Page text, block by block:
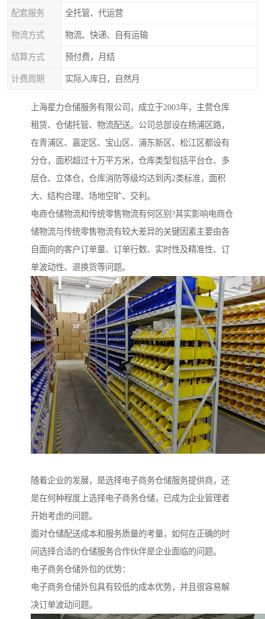
配套服务 全托管、代运营
物流方式 物流、快递、自有运输
结算方式 预付费，月结
计费周期 实际入库日，自然月
上海星力仓储服务有限公司，成立于2003年，主营仓库
租赁、仓储托管、物流配送。公司总部设在杨浦区路，
在青浦区、嘉定区、宝山区、浦东新区、松江区都设有
分仓，面积超过十万平方米，仓库类型包括平台仓、多
层仓、立体仓，仓库消防等级均达到丙2类标准，面积
大、结构合理、场地空旷、交利。
电商仓储物流和传统零售物流有何区别?其实影响电商仓
储物流与传统零售物流有较大差异的关键因素主要由各
自面向的客户订单量、订单行数、实时性及精准性、订
单波动性、退换货等问题。
随着企业的发展，是选择电子商务仓储服务提供商，还
是在何种程度上选择电子商务仓储，已成为企业管理者
开始考虑的问题。
面对仓储配送成本和服务质量的考量，如何在正确的时
间选择合适的仓储服务合作伙伴是企业面临的问题。
电子商务仓储外包的优势：
电子商务仓储外包具有较低的成本优势，并且很容易解
决订单波动问题。